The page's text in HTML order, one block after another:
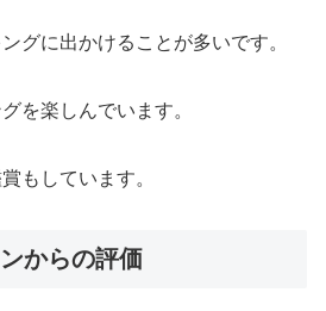
グに出かけることが多いです。
を楽しんでいます。
もしています。
からの評価